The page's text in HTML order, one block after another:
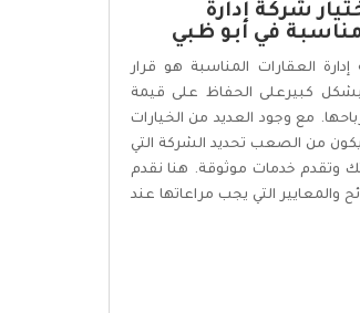
شركة إدارة
في أبو ظبي
إدارة العقارات المناسبة هو قرار
كبيرعلى الحفاظ على قيمة
مع وجود العديد من الخيارات
يكون من الصعب تحديد الشركة التي
وتقدم خدمات موثوقة. هنا نقدم
والمعايير التي يجب مراعاتها عند